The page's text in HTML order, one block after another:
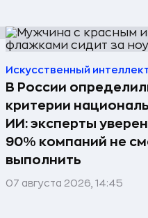
Искусственный
В России
критерии
ИИ: эксперты
90% компаний не
выполнить
07 августа 2026, 14:45